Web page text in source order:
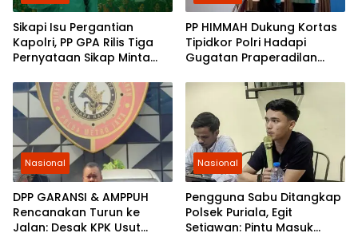
Sikapi Isu Pergantian
Kapolri, PP GPA Rilis Tiga
Pernyataan Sikap Minta
PP HIMMAH Dukung Kortas
Tipidkor Polri Hadapi
Gugatan Praperadilan
Nasional
DPP GARANSI & AMPPUH
Rencanakan Turun ke
Jalan: Desak KPK Usut
Nasional
Pengguna Sabu Ditangkap
Polsek Puriala, Egit
Setiawan: Pintu Masuk